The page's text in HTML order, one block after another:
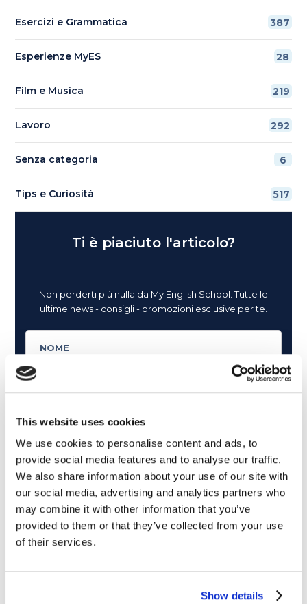
This website uses cookies
We use cookies to personalise content and ads, to
provide social media features and to analyse our traffic.
We also share information about your use of our site with
our social media, advertising and analytics partners who
may combine it with other information that you’ve
provided to them or that they’ve collected from your use
of their services.
Show details
Esercizi e Grammatica 387
Esperienze MyES 28
Film e Musica 219
Lavoro 292
Senza categoria 6
Tips e Curiosità 517
Ti è piaciuto l'articolo?
Non perderti più nulla da My English School. Tutte le
ultime news - consigli - promozioni esclusive per te.
Articoli dedicati alla grammatica inglese